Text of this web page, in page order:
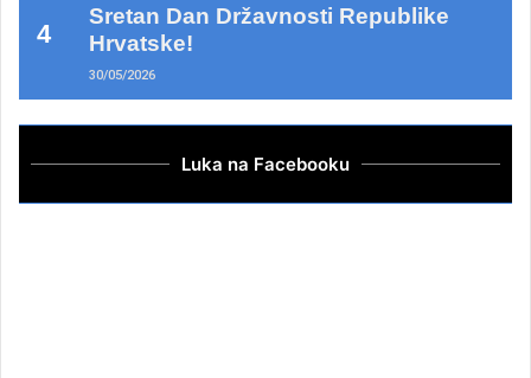
Sretan Dan Državnosti Republike
Hrvatske!
30/05/2026
Luka na Facebooku